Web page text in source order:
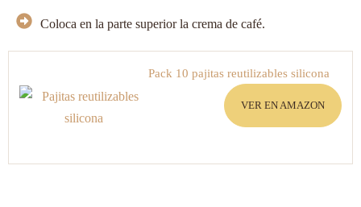
Coloca en la parte superior la crema de café.
Pack 10 pajitas reutilizables silicona
VER EN AMAZON